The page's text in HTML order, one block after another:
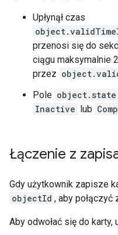
Upłynął czas
przenosi się do
ciągu maksymalnie
przez
Pole object.state
Inactive lub
Łączenie z
Gdy użytkownik zapisze
objectId , aby połączyć
Aby odwołać się do karty,